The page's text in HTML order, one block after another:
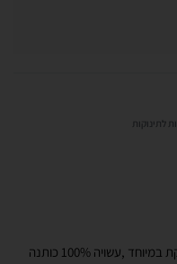
לתינוקות
השמיכה הסרוגה שלנו נעימה ,מחממת ומפנקת במיוחד ,עשויה 100% כותנה